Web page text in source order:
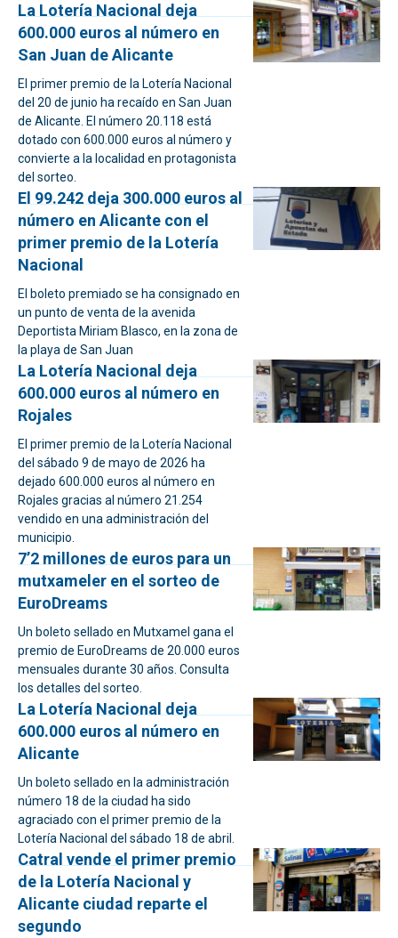
La Lotería Nacional deja
600.000 euros al número en
San Juan de Alicante
El primer premio de la Lotería Nacional
del 20 de junio ha recaído en San Juan
de Alicante. El número 20.118 está
dotado con 600.000 euros al número y
convierte a la localidad en protagonista
del sorteo.
El 99.242 deja 300.000 euros al
número en Alicante con el
primer premio de la Lotería
Nacional
El boleto premiado se ha consignado en
un punto de venta de la avenida
Deportista Miriam Blasco, en la zona de
la playa de San Juan
La Lotería Nacional deja
600.000 euros al número en
Rojales
El primer premio de la Lotería Nacional
del sábado 9 de mayo de 2026 ha
dejado 600.000 euros al número en
Rojales gracias al número 21.254
vendido en una administración del
municipio.
7’2 millones de euros para un
mutxameler en el sorteo de
EuroDreams
Un boleto sellado en Mutxamel gana el
premio de EuroDreams de 20.000 euros
mensuales durante 30 años. Consulta
los detalles del sorteo.
La Lotería Nacional deja
600.000 euros al número en
Alicante
Un boleto sellado en la administración
número 18 de la ciudad ha sido
agraciado con el primer premio de la
Lotería Nacional del sábado 18 de abril.
Catral vende el primer premio
de la Lotería Nacional y
Alicante ciudad reparte el
segundo